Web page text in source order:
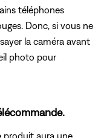
téléphones
Donc, si vous ne
la caméra avant
photo pour
produit aura une